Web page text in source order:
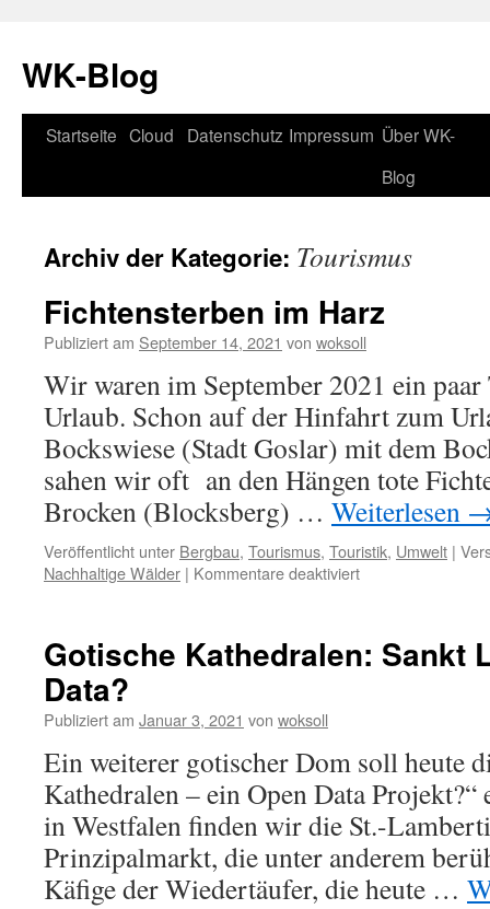
WK-Blog
Springe
Startseite Cloud Datenschutz Impressum Über WK-
Blog
Archiv der Kategorie: Tourismus
Fichtensterben im Harz
Publiziert am September 14, 2021 von woksoll
Wir waren im September 2021 ein
Urlaub. Schon auf der Hinfahrt zum
Bockswiese (Stadt Goslar) mit dem
sahen wir oft an den Hängen tote
Brocken (Blocksberg) … Weiterlesen
Veröffentlicht unter Bergbau, Tourismus, Touristik, Umwelt |
Nachhaltige Wälder | Kommentare deaktiviert
Harz
Gotische Kathedralen: Sankt
Data?
Publiziert am Januar 3, 2021 von woksoll
Ein weiterer gotischer Dom soll heute
Kathedralen – ein Open Data
in Westfalen finden wir die St.-
Prinzipalmarkt, die unter anderem
Käfige der Wiedertäufer, die heute …